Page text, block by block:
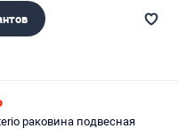
раковина подвесная